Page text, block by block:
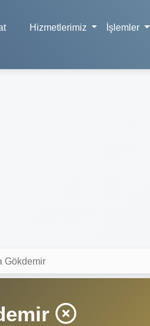
Hizmetlerimiz İşlemler
Gökdemir